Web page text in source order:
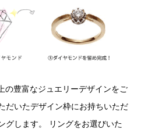
の豊富なジュエリーデザインをご
だいたデザイン枠にお持ちいただ
グします。 リングをお選びいた